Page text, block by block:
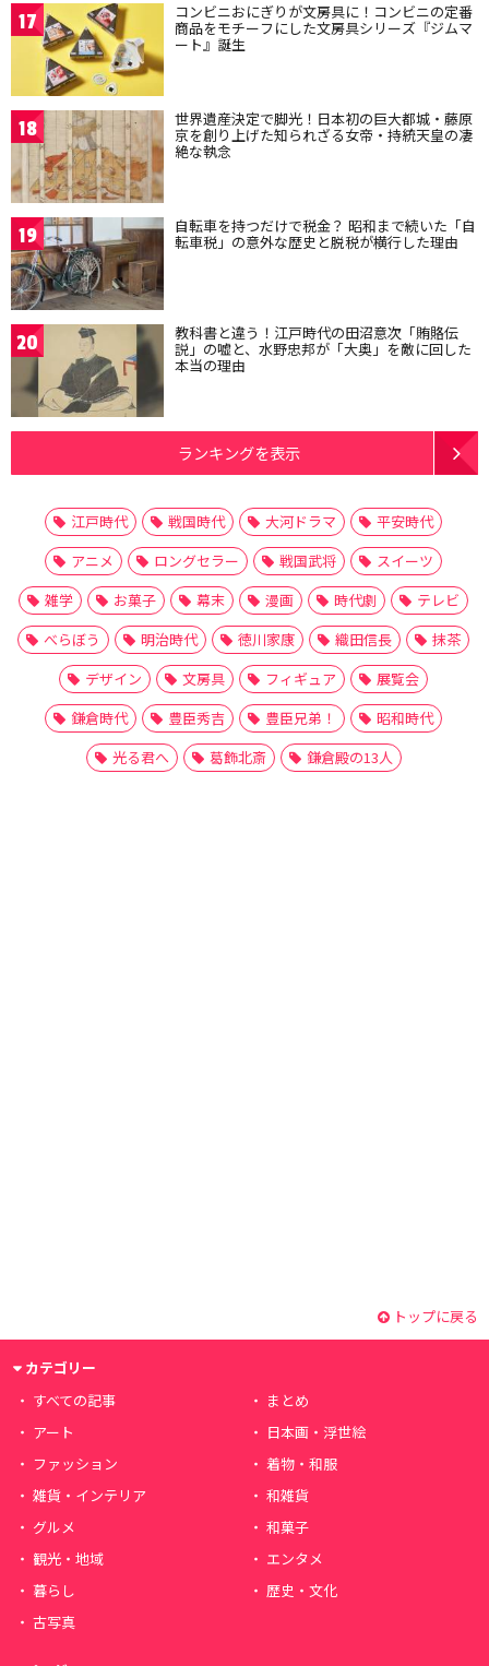
17 コンビニおにぎりが文房具に！コンビニの定番
商品をモチーフにした文房具シリーズ『ジムマ
ート』誕生
18 世界遺産決定で脚光！日本初の巨大都城・藤原
京を創り上げた知られざる女帝・持統天皇の凄
絶な執念
19 自転車を持つだけで税金？ 昭和まで続いた「自
転車税」の意外な歴史と脱税が横行した理由
20 教科書と違う！江戸時代の田沼意次「賄賂伝
説」の嘘と、水野忠邦が「大奥」を敵に回した
本当の理由
ランキングを表示
江戸時代 戦国時代 大河ドラマ
平安時代
アニメ
ロングセラー 戦国武将
スイーツ
雑学
お菓子 幕末 漫画 時代劇
テレビ
べらぼう
明治時代 徳川家康 織田信長
抹茶
デザイン
文房具 フィギュア
展覧会
鎌倉時代
豊臣秀吉 豊臣兄弟！
昭和時代
光る君へ
葛飾北斎 鎌倉殿の13人
トップに戻る
カテゴリー
すべての記事
まとめ
アート
日本画・浮世絵
ファッション
着物・和服
雑貨・インテリア
和雑貨
グルメ
和菓子
観光・地域
エンタメ
暮らし
歴史・文化
古写真